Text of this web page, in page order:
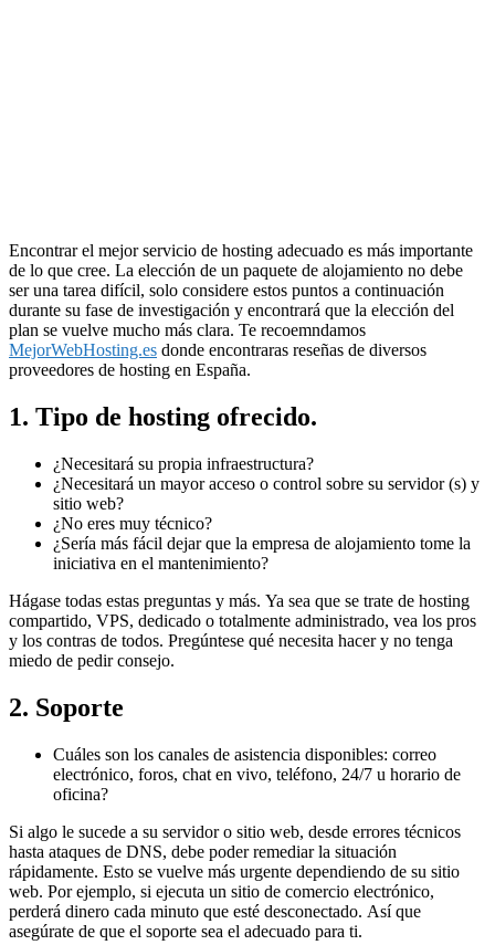
Encontrar el mejor servicio de hosting adecuado es más importante
de lo que cree. La elección de un paquete de alojamiento no debe
ser una tarea difícil, solo considere estos puntos a continuación
durante su fase de investigación y encontrará que la elección del
plan se vuelve mucho más clara. Te recoemndamos
MejorWebHosting.es donde encontraras reseñas de diversos
proveedores de hosting en España.
1. Tipo de hosting ofrecido.
¿Necesitará su propia infraestructura?
¿Necesitará un mayor acceso o control sobre su servidor (s) y
sitio web?
¿No eres muy técnico?
¿Sería más fácil dejar que la empresa de alojamiento tome la
iniciativa en el mantenimiento?
Hágase todas estas preguntas y más. Ya sea que se trate de hosting
compartido, VPS, dedicado o totalmente administrado, vea los pros
y los contras de todos. Pregúntese qué necesita hacer y no tenga
miedo de pedir consejo.
2. Soporte
Cuáles son los canales de asistencia disponibles: correo
electrónico, foros, chat en vivo, teléfono, 24/7 u horario de
oficina?
Si algo le sucede a su servidor o sitio web, desde errores técnicos
hasta ataques de DNS, debe poder remediar la situación
rápidamente. Esto se vuelve más urgente dependiendo de su sitio
web. Por ejemplo, si ejecuta un sitio de comercio electrónico,
perderá dinero cada minuto que esté desconectado. Así que
asegúrate de que el soporte sea el adecuado para ti.